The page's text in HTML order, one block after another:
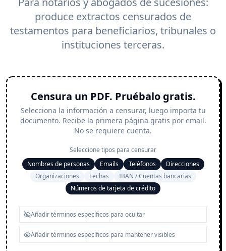
produce extractos censurados de
testamentos para beneficiarios, tribunales o
instituciones terceras.
Censura un PDF. Pruébalo gratis.
Selecciona la información a censurar, luego importa tu
documento. Recibe la primera página gratis por email.
No se requiere cuenta.
Seleccione tipos para censurar
Nombres de personas
Emails Teléfonos
Direcciones
Organizaciones
Fechas
IBAN / Cuentas bancarias
Números de tarjeta de crédito